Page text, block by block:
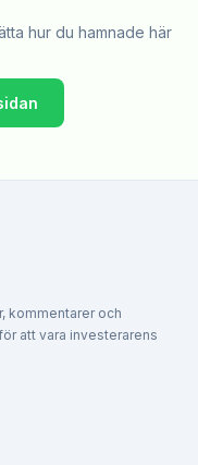
hur du hamnade här
kommentarer och
att vara investerarens